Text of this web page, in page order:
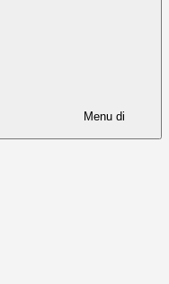
Menu di